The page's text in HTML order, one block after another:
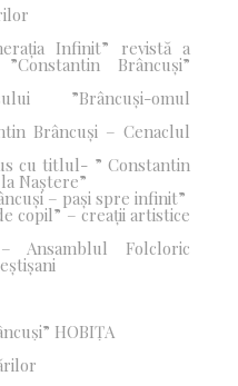
Infinit” revistă a
Brâncuși”
”Brâncuși-omul
Brâncuși – Cenaclul
cu titlul- ” Constantin
Naștere”
– pași spre infinit”
copil” – creații artistice
Ansamblul Folcloric
HOBIȚA